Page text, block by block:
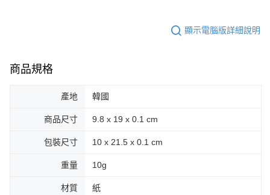
顯示電腦版詳細說明
商品規格
產地 韓國
商品尺寸 9.8 x 19 x 0.1 cm
包裝尺寸 10 x 21.5 x 0.1 cm
重量 10g
材質 紙